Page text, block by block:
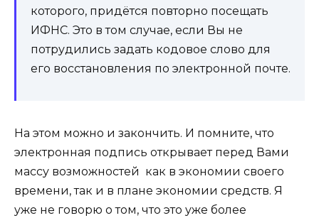
которого, придётся повторно посещать
ИФНС. Это в том случае, если Вы не
потрудились задать кодовое слово для
его восстановления по электронной почте.
На этом можно и закончить. И помните, что
электронная подпись открывает перед Вами
массу возможностей как в экономии своего
времени, так и в плане экономии средств. Я
уже не говорю о том, что это уже более